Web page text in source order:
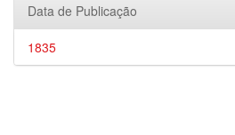
Data de Publicação
1835